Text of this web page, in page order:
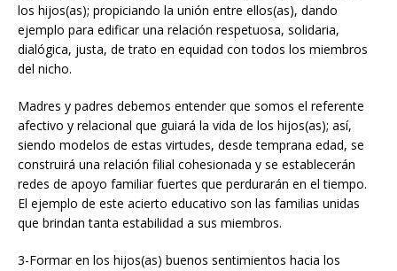
los hijos(as); propiciando la unión entre ellos(as), dando
ejemplo para edificar una relación respetuosa, solidaria,
dialógica, justa, de trato en equidad con todos los miembros
del nicho.
Madres y padres debemos entender que somos el referente
afectivo y relacional que guiará la vida de los hijos(as); así,
siendo modelos de estas virtudes, desde temprana edad, se
construirá una relación filial cohesionada y se establecerán
redes de apoyo familiar fuertes que perdurarán en el tiempo.
El ejemplo de este acierto educativo son las familias unidas
que brindan tanta estabilidad a sus miembros.
3-Formar en los hijos(as) buenos sentimientos hacia los